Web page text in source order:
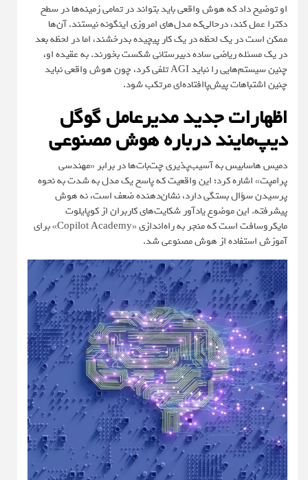
او توضیح داد که هوش واقعی باید بتواند در تمامی زمینه‌ها در سطح
دکترا عمل کند، درحالی‌که مدل‌های امروزی اینگونه نیستند. آن‌ها
ممکن است در یک لحظه در یک کار پیچیده بدرخشند، اما در لحظه بعد
در یک مسئله ریاضی ساده دبیرستانی شکست بخورند. به عقیده او،
چنین سیستم‌هایی را نباید AGI تلفی کرد، چون هوش واقعی نباید
چنین اشتباهات پیش‌پاافتاده‌ای مرتکب شود.
اظهارات جدید مدیرعامل گوگل
دیپ‌مایند درباره هوش مصنوعی
دمیس هاسابیس به آسیب‌پذیری چت‌بات‌ها در برابر «مهندسی
پرامپت» اشاره کرد؛ این واقعیت که پاسخ یک مدل به شدت به نحوه
پرسیدن سؤال بستگی دارد، نشان‌دهنده ضعف است، نه هوش
پیشرفته. این موضوع یادآور شکایت‌های کاربران از کوپایلوت
مایکروسافت است که منجر به راه‌اندازی «Copilot Academy» برای
آموزش استفاده از هوش مصنوعی شد.